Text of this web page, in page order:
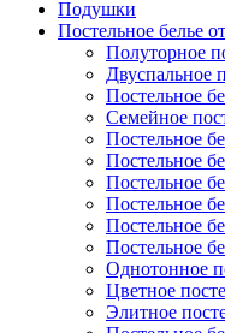
Подушки
Постельное белье
Полуторное
Двуспальное
Постельное
Семейное
Постельное
Постельное
Постельное
Постельное
Постельное
Постельное
Однотонное
Цветное
Элитное